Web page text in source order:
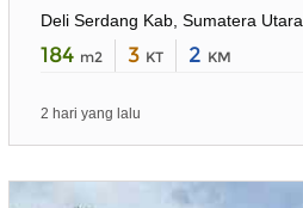
Deli Serdang Kab, Sumatera Utara
184 m2 3 KT 2 KM
2 hari yang lalu